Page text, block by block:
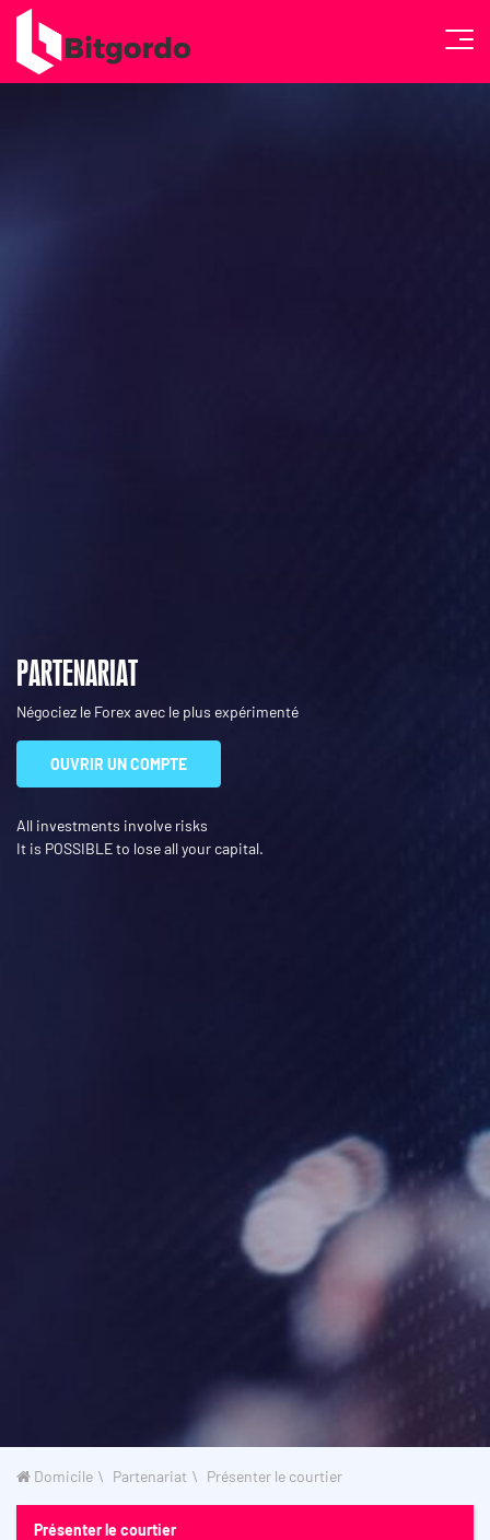
PARTENARIAT
Négociez le Forex avec le plus expérimenté
OUVRIR UN COMPTE
All investments involve risks
It is POSSIBLE to lose all your capital.
Domicile Partenariat Présenter le courtier
Présenter le courtier